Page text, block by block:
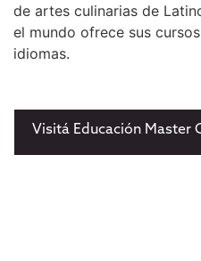
de artes culinarias de
el mundo ofrece sus
idiomas.
Visitá Educación Master